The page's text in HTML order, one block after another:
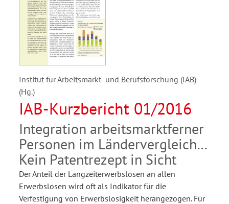
Institut für Arbeitsmarkt- und Berufsforschung (IAB)
(Hg.)
IAB-Kurzbericht 01/2016
Integration arbeitsmarktferner
Personen im Ländervergleich:
Kein Patentrezept in Sicht
Der Anteil der Langzeiterwerbslosen an allen
Erwerbslosen wird oft als Indikator für die
Verfestigung von Erwerbslosigkeit herangezogen. Für